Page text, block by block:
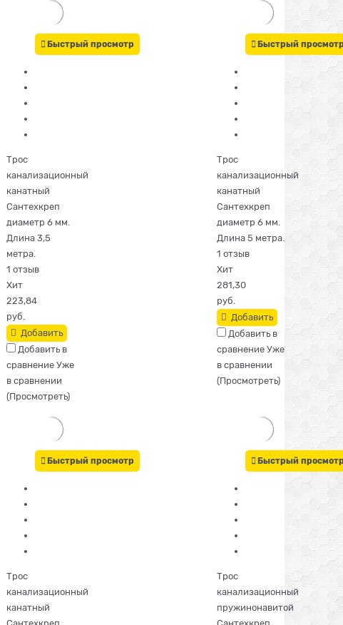
Быстрый просмотр
Трос
канализационный
канатный
Сантехкреп
диаметр 6 мм.
Длина 3,5
метра.
1 отзыв
Хит
223,84
руб.
Добавить
Добавить в
сравнение Уже
в сравнении
(Просмотреть)
Быстрый
Трос
канализационный
канатный
Сантехкреп
диаметр 6 мм.
Длина 5 метра.
1 отзыв
Хит
281,30
руб.
Добавить
Добавить в
сравнение Уже
в сравнении
(Просмотреть)
Быстрый просмотр
Трос
канализационный
канатный
Быстрый
Трос
канализационный
пружинонавитой